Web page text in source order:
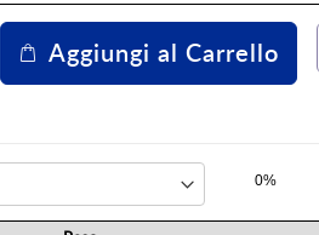
Aggiungi al Carrello
0%